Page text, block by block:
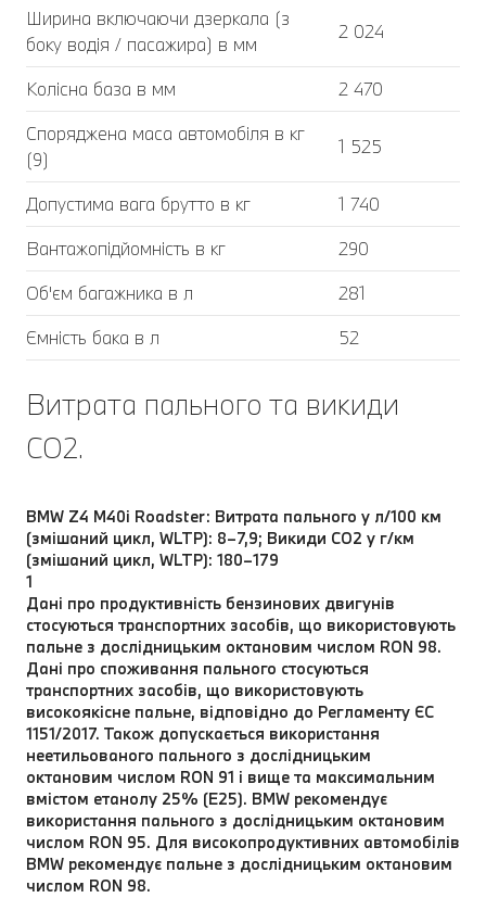
Ширина включаючи дзеркала (з
боку водія / пасажира) в мм
2 024
Колісна база в мм
2 470
Споряджена маса автомобіля в кг
(9)
1 525
Допустима вага брутто в кг
1 740
Вантажопідйомність в кг
290
Об'єм багажника в л
281
Ємність бака в л
52
Витрата пального та викиди
CO2.
BMW Z4 M40i Roadster: Витрата пального у л/100 км
(змішаний цикл, WLTP): 8–7,9; Викиди СО2 у г/км
(змішаний цикл, WLTP): 180–179
1
Дані про продуктивність бензинових двигунів
стосуються транспортних засобів, що використовують
пальне з дослідницьким октановим числом RON 98.
Дані про споживання пального стосуються
транспортних засобів, що використовують
високоякісне пальне, відповідно до Регламенту ЄС
1151/2017. Також допускається використання
неетильованого пального з дослідницьким
октановим числом RON 91 і вище та максимальним
вмістом етанолу 25% (E25). BMW рекомендує
використання пального з дослідницьким октановим
числом RON 95. Для високопродуктивних автомобілів
BMW рекомендує пальне з дослідницьким октановим
числом RON 98.